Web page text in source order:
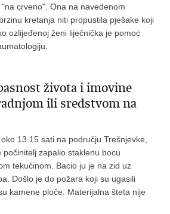
crveno". Ona na navedenom
kretanja niti propustila pješake koji
ozlijeđenoj ženi liječnička je pomoć
života i imovine
ili sredstvom na
13.15 sati na području Trešnjevke,
zapalio staklenu bocu
tekućinom. Bacio ju je na zid uz
Došlo je do požara koji su ugasili
kamene ploče. Materijalna šteta nije